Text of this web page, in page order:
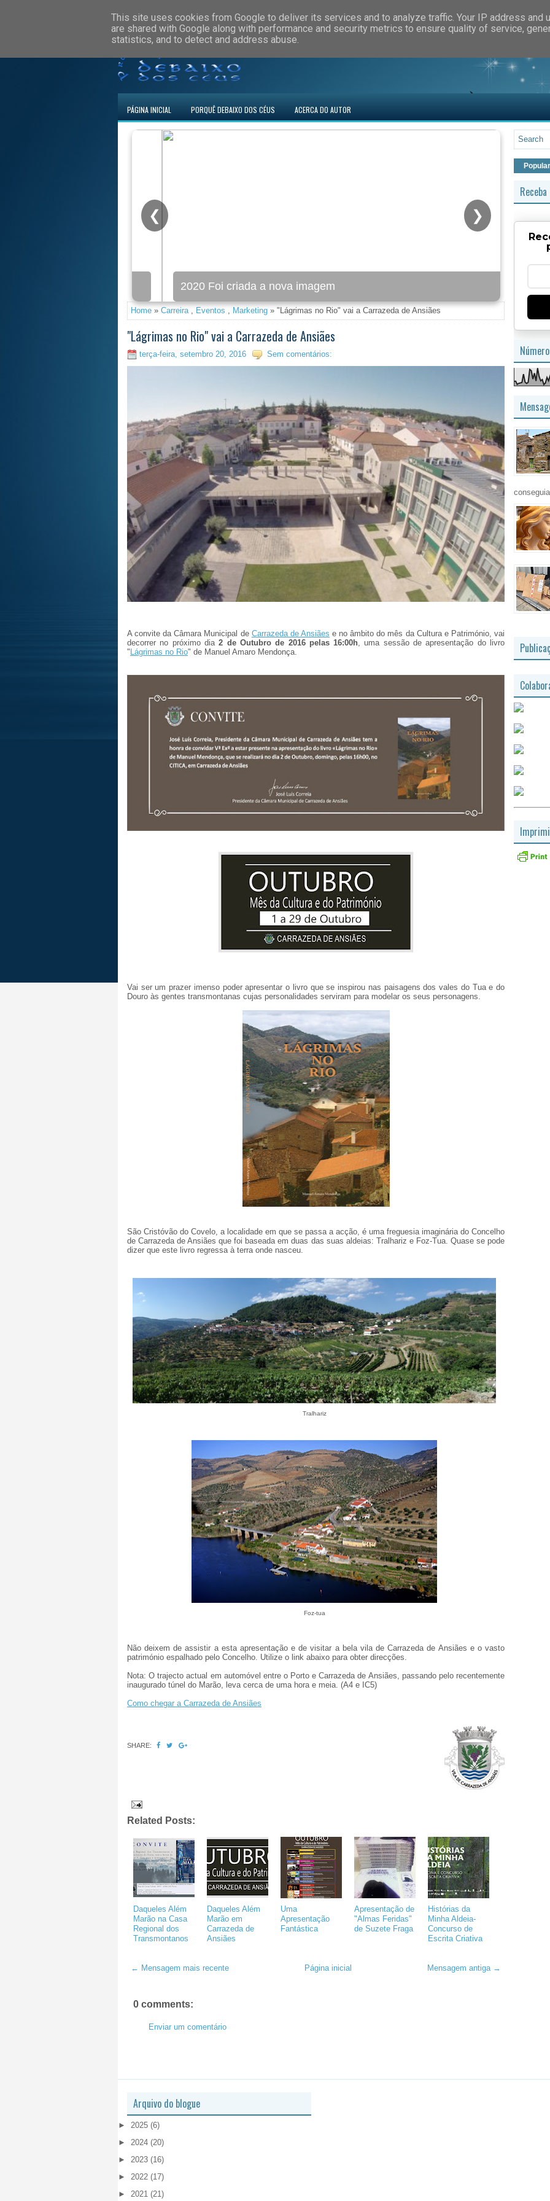
PÁGINA INICIAL PORQUÊ DEBAIXO DOS CÉUS ACERCA DO AUTOR
❮
2020 Foi criada a nova imagem
❯
Home » Carreira, Eventos , Marketing » "Lágrimas no Rio" vai a Carrazeda de Ansiães
"Lágrimas no Rio" vai a Carrazeda de Ansiães
terça-feira, setembro 20, 2016 Sem comentários:
A convite da Câmara Municipal de Carrazeda de Ansiães e no âmbito do mês da Cultura e Património, vai
decorrer no próximo dia2 de Outubro de 2016 pelas 16:00h, uma sessão de apresentação do livro
" Lágrimas no Rio" de Manuel Amaro Mendonça.
Vai ser um prazer imenso poder apresentar o livro que se inspirou nas paisagens dos vales do Tua e do
Douro às gentes transmontanas cujas personalidades serviram para modelar os seus personagens.
São Cristóvão do Covelo, a localidade em que se passa a acção, é uma freguesia imaginária do Concelho
de Carrazeda de Ansiães que foi baseada em duas das suas aldeias: Tralhariz e Foz-Tua. Quase se pode
dizer que este livro regressa à terra onde nasceu.
Tralhariz
Foz-tua
Não deixem de assistir a esta apresentação e de visitar a bela vila de Carrazeda de Ansiães e o vasto
património espalhado pelo Concelho. Utilize o link abaixo para obter direcções.
Nota: O trajecto actual em automóvel entre o Porto e Carrazeda de Ansiães, passando pelo recentemente
inaugurado túnel do Marão, leva cerca de uma hora e meia. (A4 e IC5)
Como chegar a Carrazeda de Ansiães
SHARE:
Related Posts:
Daqueles Além
Marão na Casa
Regional dos
Transmontanos
Daqueles Além
Marão em
Carrazeda de
Ansiães
Uma
Apresentação
Fantástica
Apresentação de
"Almas Feridas"
de Suzete Fraga
Histórias da
Minha Aldeia-
Concurso de
Escrita Criativa
← Mensagem mais recente Mensagem antiga →
Página inicial
0 comments:
Enviar um comentário
Popular
Arquivo do blogue
► 2025 (6)
► 2024 (20)
► 2023 (16)
► 2022 (17)
► 2021 (21)
This site uses cookies from Google to deliver its services and to analyze traffic. Your IP address and
are shared with Google along with performance and security metrics to ensure quality of service,
statistics, and to detect and address abuse.